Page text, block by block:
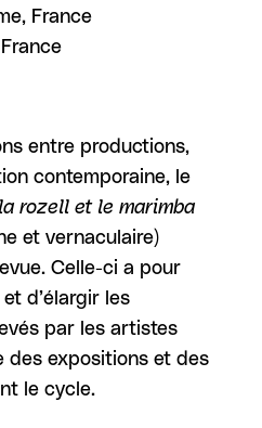
France
entre productions,
contemporaine, le
rozell et le marimba
et vernaculaire))
Celle-ci a pour
d’élargir les
par les artistes
des expositions et des
le cycle.